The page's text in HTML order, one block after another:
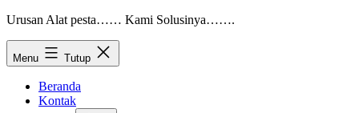
Urusan Alat pesta…… Kami Solusinya…….
Menu Tutup
Beranda
Kontak